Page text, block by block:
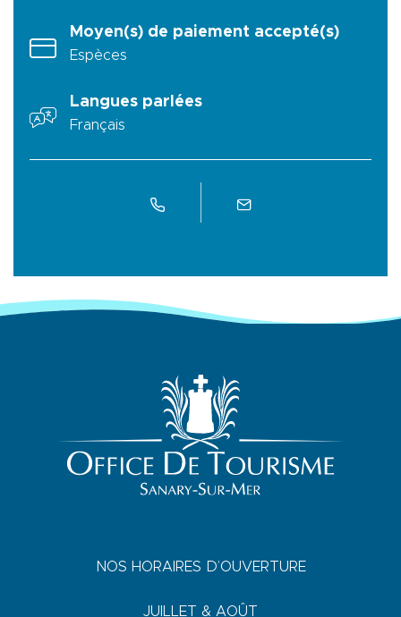
Moyen(s) de paiement accepté(s)
Espèces
Langues parlées
Français
NOS HORAIRES D’OUVERTURE
JUILLET & AOÛT